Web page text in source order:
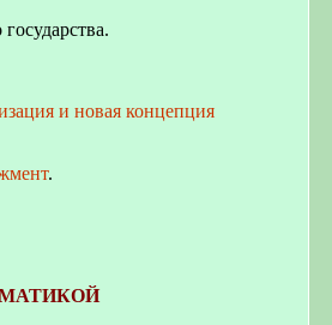
и новая концепция
.